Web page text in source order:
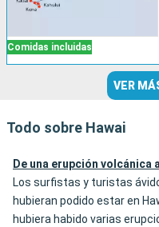
Comidas incluidas
VER
Todo sobre Hawai
De una erupción
Los surfistas y turistas
hubieran podido estar en
hubiera habido varias